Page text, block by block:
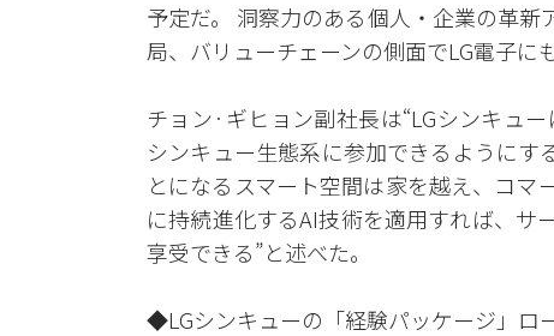
予定だ。 洞察力のある個人・企業の革
局、バリューチェーンの側面でLG電子に
チョン·ギヒョン副社長は“LGシンキュ
シンキュー生態系に参加できるようにす
とになるスマート空間は家を越え、コマ
に持続進化するAI技術を適用すれば、サ
享受できる”と述べた。
◆LGシンキューの「経験パッケージ」ロ